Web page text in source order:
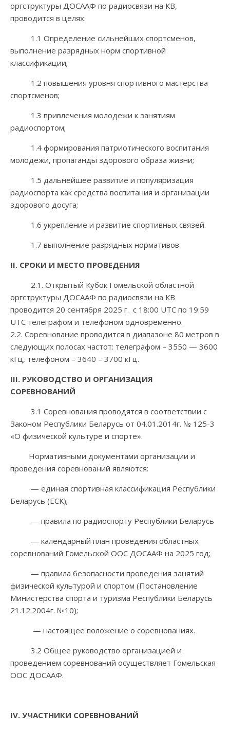
оргструктуры ДОСААФ по радиосвязи на КВ,
проводится в целях:
1.1 Определение сильнейших спортсменов,
выполнение разрядных норм спортивной
классификации;
1.2 повышения уровня спортивного мастерства
спортсменов;
1.3 привлечения молодежи к занятиям
радиоспортом;
1.4 формирования патриотического воспитания
молодежи, пропаганды здорового образа жизни;
1.5 дальнейшее развитие и популяризация
радиоспорта как средства воспитания и организации
здорового досуга;
1.6 укрепление и развитие спортивных связей.
1.7 выполнение разрядных нормативов
II. СРОКИ И МЕСТО ПРОВЕДЕНИЯ
2.1. Открытый Кубок Гомельской областной
оргструктуры ДОСААФ по радиосвязи на КВ
проводится 20 сентября 2025 г. с 18:00 UTC по 19:59
UTC телеграфом и телефоном одновременно.
2.2. Соревнование проводится в диапазоне 80 метров в
следующих полосах частот: телеграфом – 3550 — 3600
кГц, телефоном – 3640 – 3700 кГц.
III. РУКОВОДСТВО И ОРГАНИЗАЦИЯ
СОРЕВНОВАНИЙ
3.1 Соревнования проводятся в соответствии с
Законом Республики Беларусь от 04.01.2014г. № 125-3
«О физической культуре и спорте».
Нормативными документами организации и
проведения соревнований являются:
— единая спортивная классификация Республики
Беларусь (ЕСК);
— правила по радиоспорту Республики Беларусь
— календарный план проведения областных
соревнований Гомельской ООС ДОСААФ на 2025 год;
— правила безопасности проведения занятий
физической культурой и спортом (Постановление
Министерства спорта и туризма Республики Беларусь
21.12.2004г. №10);
— настоящее положение о соревнованиях.
3.2 Общее руководство организацией и
проведением соревнований осуществляет Гомельская
ООС ДОСААФ.
IV. УЧАСТНИКИ СОРЕВНОВАНИЙ